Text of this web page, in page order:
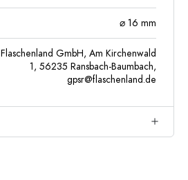
⌀ 16 mm
Flaschenland GmbH, Am Kirchenwald
1, 56235 Ransbach-Baumbach,
gpsr@flaschenland.de